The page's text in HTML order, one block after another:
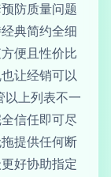
防质量问题
典简约全细
便且性价比
让经销可以
以上列表不一
信任即可尽
提供任何断
好协助指定